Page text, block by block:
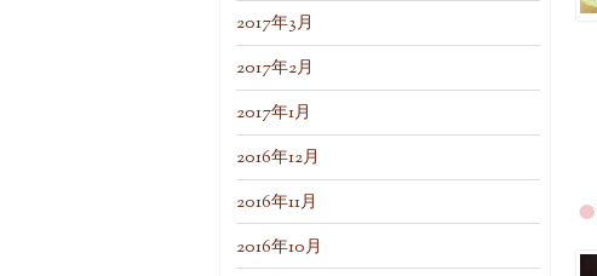
2017年3月
2017年2月
2017年1月
2016年12月
2016年11月
2016年10月